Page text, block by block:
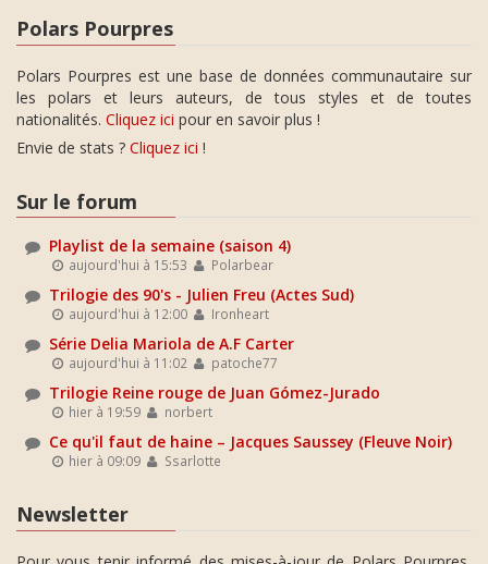
Polars Pourpres
Polars Pourpres est une base de données communautaire sur
les polars et leurs auteurs, de tous styles et de toutes
nationalités. Cliquez ici pour en savoir plus !
Envie de stats ? Cliquez ici !
Sur le forum
Playlist de la semaine (saison 4)
aujourd'hui à 15:53 Polarbear
Trilogie des 90's - Julien Freu (Actes Sud)
aujourd'hui à 12:00 Ironheart
Série Delia Mariola de A.F Carter
aujourd'hui à 11:02 patoche77
Trilogie Reine rouge de Juan Gómez-Jurado
hier à 19:59 norbert
Ce qu'il faut de haine – Jacques Saussey (Fleuve Noir)
hier à 09:09 Ssarlotte
Newsletter